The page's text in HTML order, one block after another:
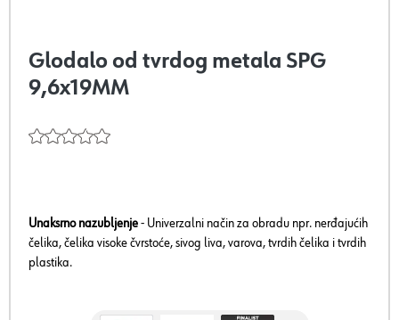
Glodalo od tvrdog metala SPG
9,6x19MM
Unaksrno nazubljenje - Univerzalni način za obradu npr. nerđajućih
čelika, čelika visoke čvrstoće, sivog liva, varova, tvrdih čelika i tvrdih
plastika.